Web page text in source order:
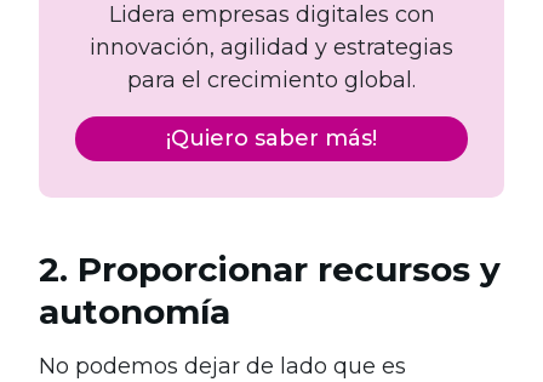
Lidera empresas digitales con
innovación, agilidad y estrategias
para el crecimiento global.
¡Quiero saber más!
2. Proporcionar recursos y
autonomía
No podemos dejar de lado que es